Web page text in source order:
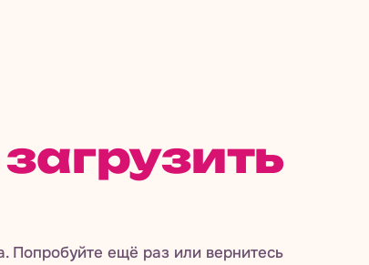
Попробуйте ещё раз или вернитесь